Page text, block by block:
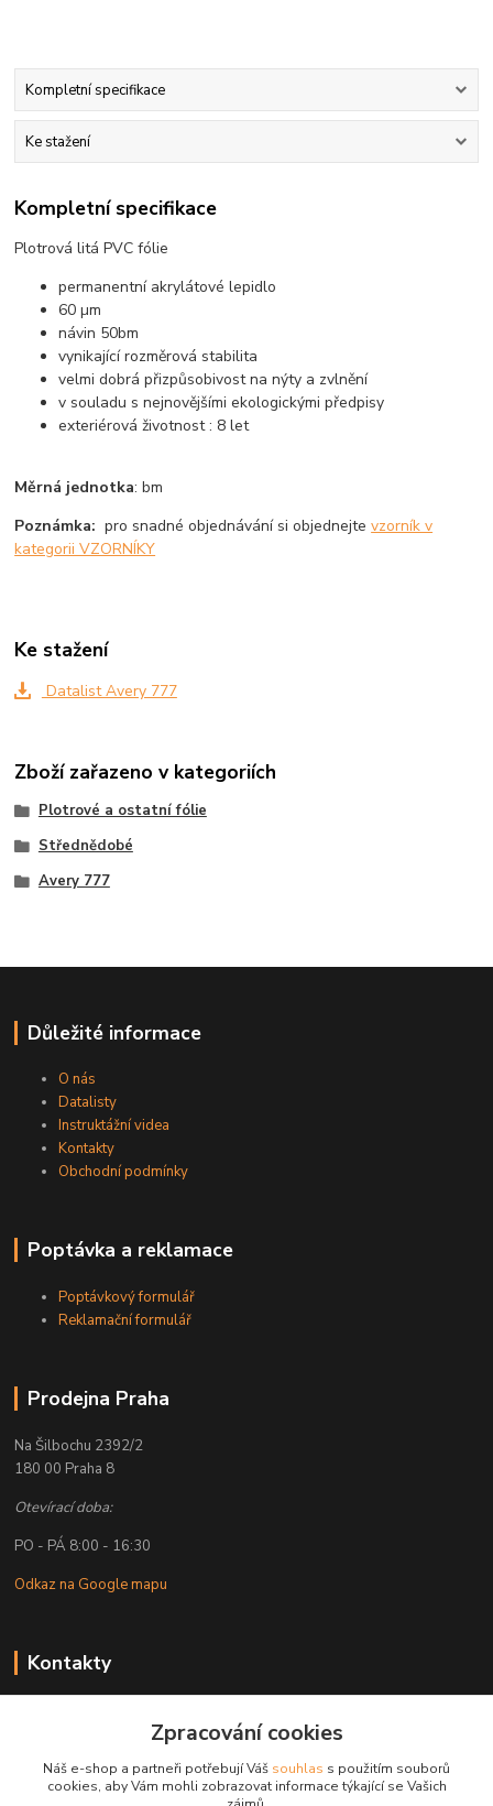
Kompletní specifikace
Ke stažení
Kompletní specifikace
Plotrová litá PVC fólie
permanentní akrylátové lepidlo
60 µm
návin 50bm
vynikající rozměrová stabilita
velmi dobrá přizpůsobivost na nýty a zvlnění
v souladu s nejnovějšími ekologickými předpisy
exteriérová životnost : 8 let
Měrná jednotka: bm
Poznámka: pro snadné objednávání si objednejtevzorník v
kategorii VZORNÍKY
Ke stažení
Datalist Avery 777
Zboží zařazeno v kategoriích
Plotrové a ostatní fólie
Střednědobé
Avery 777
Důležité informace
O nás
Datalisty
Instruktážní videa
Kontakty
Obchodní podmínky
Poptávka a reklamace
Poptávkový formulář
Reklamační formulář
Prodejna Praha
Na Šilbochu 2392/2
180 00 Praha 8
Otevírací doba:
PO - PÁ 8:00 - 16:30
Odkaz na Google mapu
Kontakty
+ 420 608 777 028
obchod@golemreklama.cz
Zpracování cookies
Náš e-shop a partneři potřebují Váš souhlas s použitím souborů
cookies, aby Vám mohli zobrazovat informace týkající se Vašich